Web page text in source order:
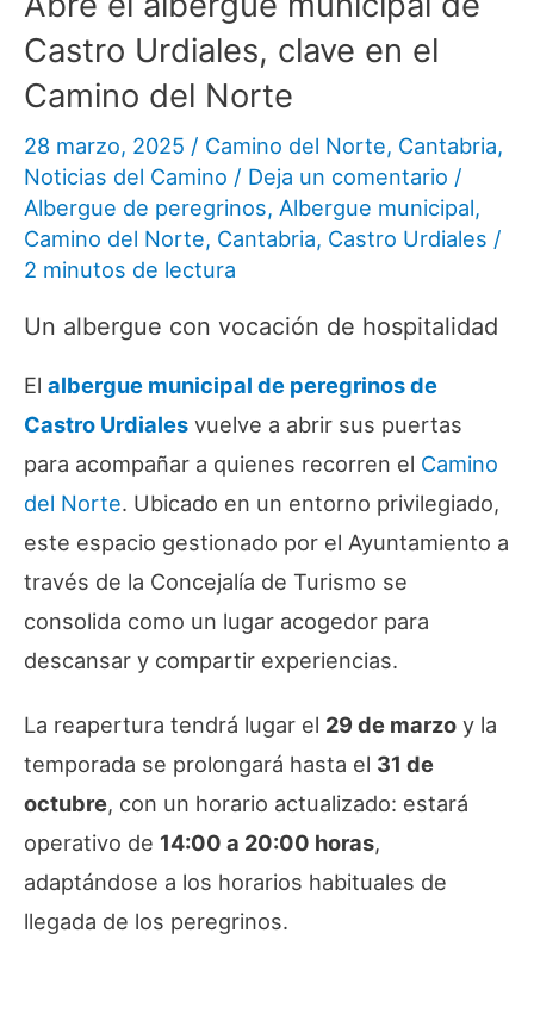
Castro Urdiales, clave en el
Camino del Norte
28 marzo, 2025 / Camino del Norte, Cantabria,
Noticias del Camino / Deja un comentario /
Albergue de peregrinos, Albergue municipal,
Camino del Norte, Cantabria, Castro Urdiales /
2 minutos de lectura
Un albergue con vocación de hospitalidad
El albergue municipal de peregrinos de
Castro Urdiales vuelve a abrir sus puertas
para acompañar a quienes recorren el Camino
del Norte. Ubicado en un entorno privilegiado,
este espacio gestionado por el Ayuntamiento a
través de la Concejalía de Turismo se
consolida como un lugar acogedor para
descansar y compartir experiencias.
La reapertura tendrá lugar el 29 de marzo y la
temporada se prolongará hasta el 31 de
octubre, con un horario actualizado: estará
operativo de 14:00 a 20:00 horas,
adaptándose a los horarios habituales de
llegada de los peregrinos.